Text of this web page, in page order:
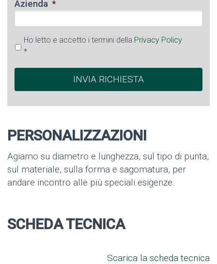
Azienda *
Ho letto e accetto i termini della Privacy Policy
*
PERSONALIZZAZIONI
Agiamo su diametro e lunghezza, sul tipo di punta,
sul materiale, sulla forma e sagomatura, per
andare incontro alle più speciali esigenze.
SCHEDA TECNICA
Scarica la scheda tecnica